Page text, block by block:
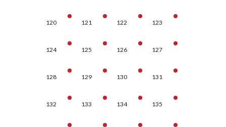
120 121 122 123
124 125 126 127
128 129 130 131
132 133 134 135